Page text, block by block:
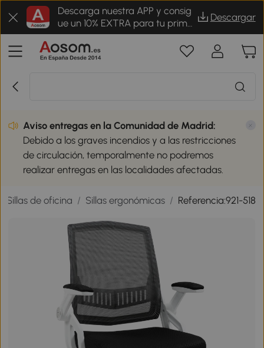
Descarga nuestra APP y consig
ue un 10% EXTRA para tu prime
r pedido
Descargar
Aviso entregas en la Comunidad de Madrid:
Debido a los graves incendios y a las restricciones
de circulación, temporalmente no podremos
realizar entregas en las localidades afectadas.
Sillas de oficina / Sillas ergonómicas / Referencia:921-518